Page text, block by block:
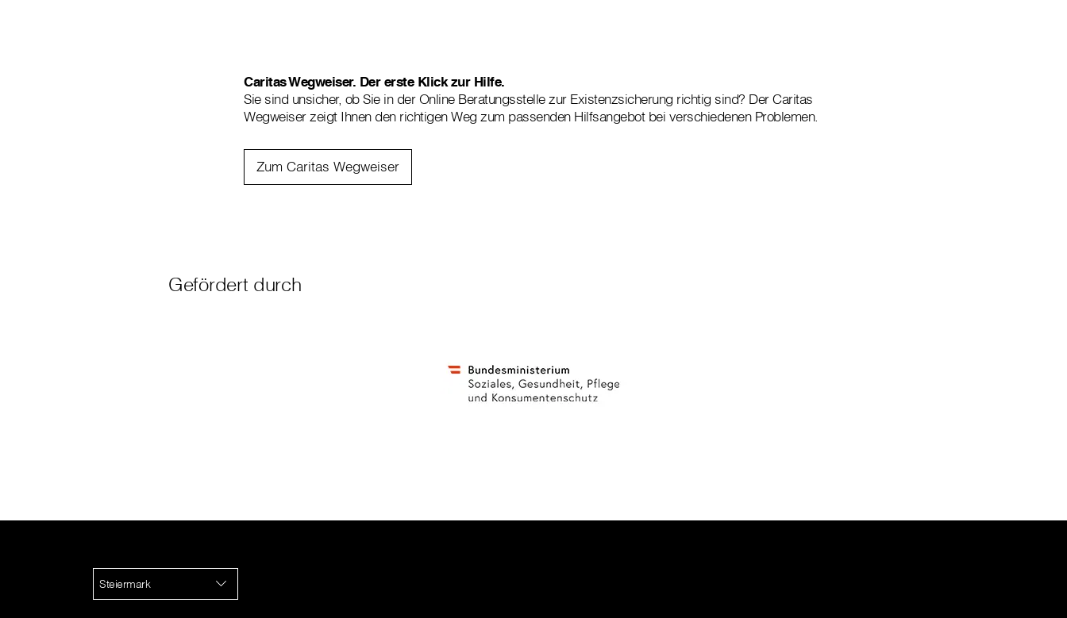
Caritas Wegweiser. Der erste Klick zur Hilfe.
Sie sind unsicher, ob Sie in der Online Beratungsstelle zur Existenzsicherung richtig sind? Der Caritas
Wegweiser zeigt Ihnen den richtigen Weg zum passenden Hilfsangebot bei verschiedenen Problemen.
Zum Caritas Wegweiser
Gefördert durch
Steiermark